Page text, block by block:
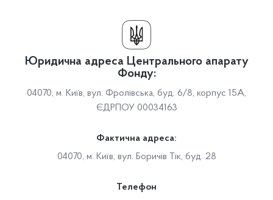
Юридична адреса Центрального апарату
Фонду:
04070, м. Київ, вул. Фролівська, буд. 6/8, корпус 15А,
ЄДРПОУ 00034163
Фактична адреса:
04070, м. Київ, вул. Боричів Тік, буд. 28
Телефон